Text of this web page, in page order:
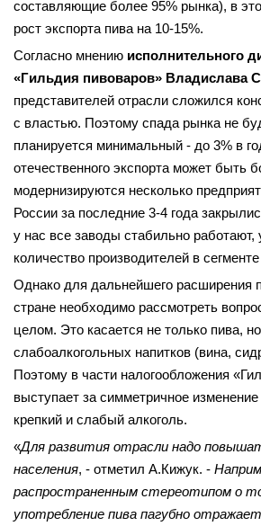
составляющие более 95% рынка), в
рост экспорта пива на 10-15%.
Согласно мнению исполнительного
«Гильдия пивоваров» Владислава
представителей отрасли сложился
с властью. Поэтому спада рынка не
планируется минимальный - до 3% в
отечественного экспорта может быть
модернизируются несколько
России за последние 3-4 года
у нас все заводы стабильно работают,
количество производителей в
Однако для дальнейшего расширения
стране необходимо рассмотреть
целом. Это касается не только пива,
слабоалкогольных напитков (вина,
Поэтому в части налогообложения
выступает за симметричное изменение
крепкий и слабый алкоголь.
«Для развития отрасли надо
населения, - отметил А.Кижук. -
распространенным стереотипом о
употребление пива пагубно